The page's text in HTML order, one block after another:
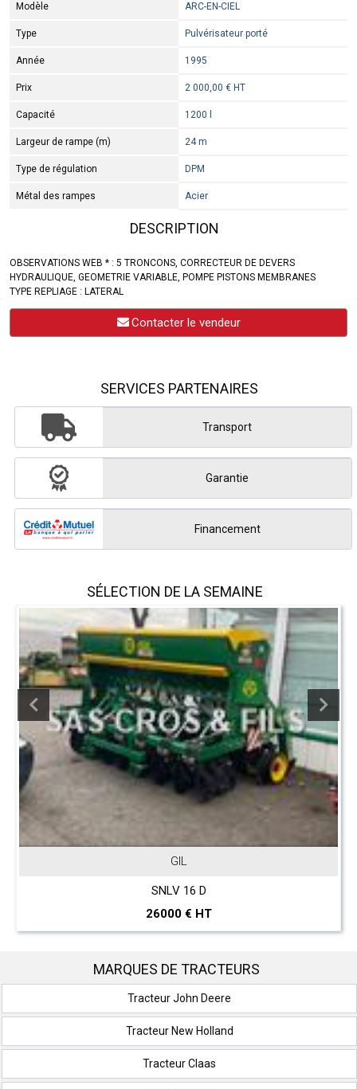
Modèle ARC-EN-CIEL
Type Pulvérisateur porté
Année 1995
Prix 2 000,00 € HT
Capacité 1200 l
Largeur de rampe (m) 24 m
Type de régulation DPM
Métal des rampes Acier
DESCRIPTION
OBSERVATIONS WEB * : 5 TRONCONS, CORRECTEUR DE DEVERS
HYDRAULIQUE, GEOMETRIE VARIABLE, POMPE PISTONS MEMBRANES
TYPE REPLIAGE : LATERAL
Contacter le vendeur
SERVICES PARTENAIRES
Transport
Garantie
Financement
SÉLECTION DE LA SEMAINE
GIL
SNLV 16 D
26000 € HT
MARQUES DE TRACTEURS
Tracteur John Deere
Tracteur New Holland
Tracteur Claas